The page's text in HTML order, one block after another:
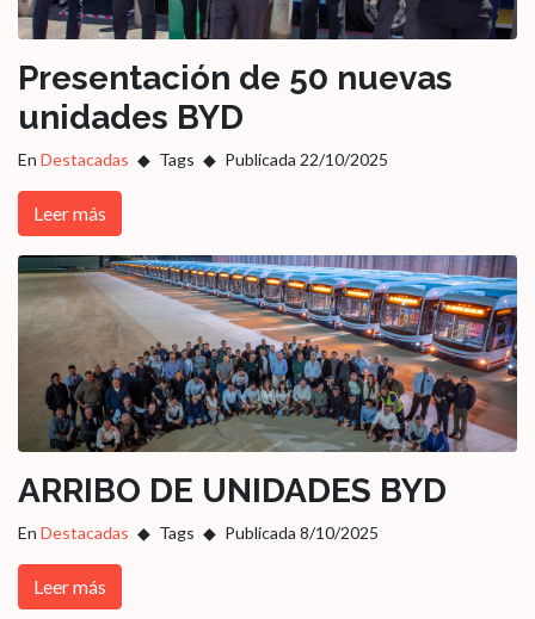
Presentación de 50 nuevas
unidades BYD
En Destacadas Tags Publicada 22/10/2025
Leer más
ARRIBO DE UNIDADES BYD
En Destacadas Tags Publicada 8/10/2025
Leer más